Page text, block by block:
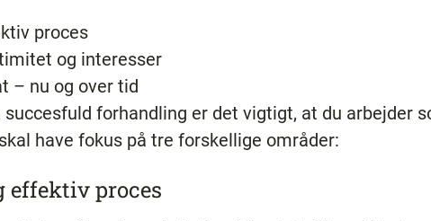
proces
og interesser
– nu og over tid
succesfuld forhandling er det vigtigt, at du arbejder
have fokus på tre forskellige områder:
effektiv proces